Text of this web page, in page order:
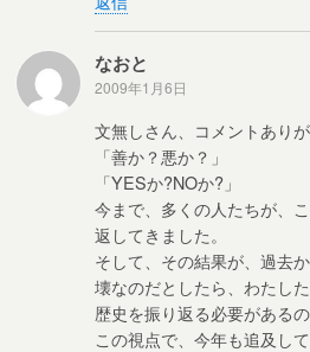
なおと
2009年1月6日
文無しさん、コメントありが
「善か？悪か？」
「YESか?NOか?」
今まで、多くの人たちが、
返してきました。
そして、その結果が、過去
壊なのだとしたら、わたし
歴史を振り返る必要がある
この視点で、今年も追及し